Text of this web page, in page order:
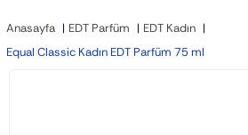
Deodorant
Anasayfa EDT Parfüm
EDT Kadın
Equal Classic Kadın EDT Parfüm 75 ml